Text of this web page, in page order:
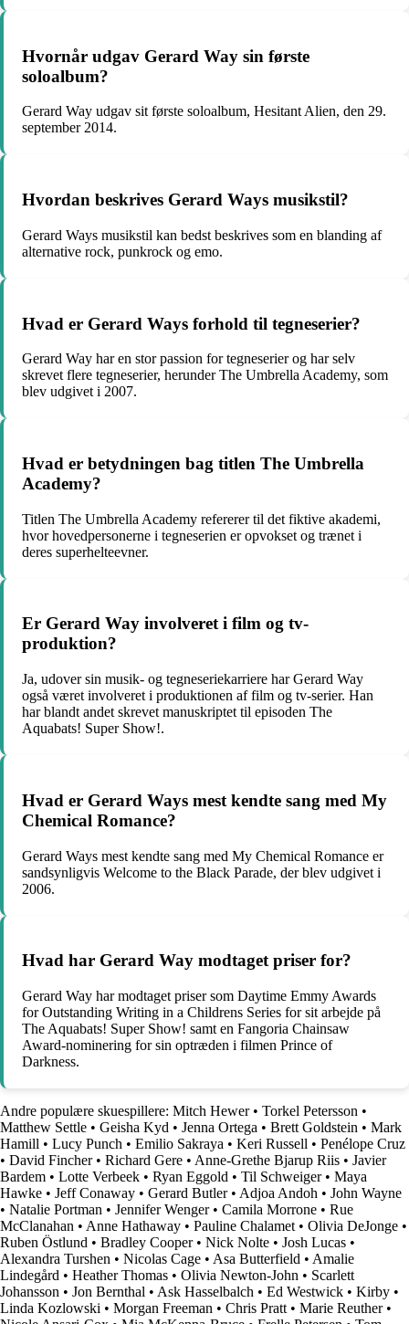
Hvornår udgav Gerard Way sin første
soloalbum?
Gerard Way udgav sit første soloalbum, Hesitant Alien, den 29.
september 2014.
Hvordan beskrives Gerard Ways musikstil?
Gerard Ways musikstil kan bedst beskrives som en blanding af
alternative rock, punkrock og emo.
Hvad er Gerard Ways forhold til tegneserier?
Gerard Way har en stor passion for tegneserier og har selv
skrevet flere tegneserier, herunder The Umbrella Academy, som
blev udgivet i 2007.
Hvad er betydningen bag titlen The Umbrella
Academy?
Titlen The Umbrella Academy refererer til det fiktive akademi,
hvor hovedpersonerne i tegneserien er opvokset og trænet i
deres superhelteevner.
Er Gerard Way involveret i film og tv-
produktion?
Ja, udover sin musik- og tegneseriekarriere har Gerard Way
også været involveret i produktionen af film og tv-serier. Han
har blandt andet skrevet manuskriptet til episoden The
Aquabats! Super Show!.
Hvad er Gerard Ways mest kendte sang med My
Chemical Romance?
Gerard Ways mest kendte sang med My Chemical Romance er
sandsynligvis Welcome to the Black Parade, der blev udgivet i
2006.
Hvad har Gerard Way modtaget priser for?
Gerard Way har modtaget priser som Daytime Emmy Awards
for Outstanding Writing in a Childrens Series for sit arbejde på
The Aquabats! Super Show! samt en Fangoria Chainsaw
Award-nominering for sin optræden i filmen Prince of
Darkness.
Andre populære skuespillere: Mitch Hewer• Torkel Petersson •
Matthew Settle • Geisha Kyd • Jenna Ortega • Brett Goldstein • Mark
Hamill • Lucy Punch • Emilio Sakraya • Keri Russell • Penélope Cruz
• David Fincher• Richard Gere • Anne-Grethe Bjarup Riis • Javier
Bardem • Lotte Verbeek • Ryan Eggold • Til Schweiger• Maya
Hawke • Jeff Conaway • Gerard Butler• Adjoa Andoh • John Wayne
• Natalie Portman • Jennifer Wenger• Camila Morrone • Rue
McClanahan • Anne Hathaway • Pauline Chalamet • Olivia DeJonge •
Ruben Östlund • Bradley Cooper• Nick Nolte • Josh Lucas •
Alexandra Turshen • Nicolas Cage • Asa Butterfield • Amalie
Lindegård • Heather Thomas • Olivia Newton-John • Scarlett
Johansson • Jon Bernthal • Ask Hasselbalch • Ed Westwick • Kirby •
Linda Kozlowski • Morgan Freeman • Chris Pratt • Marie Reuther•